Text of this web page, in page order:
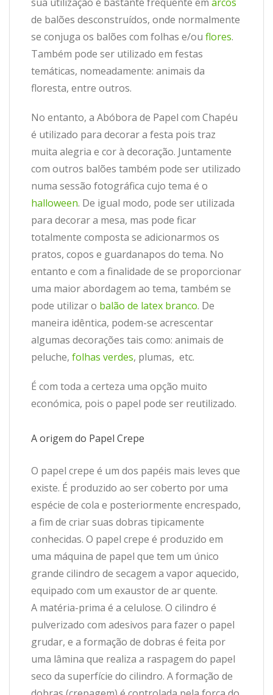
de balões desconstruídos, onde normalmente
se conjuga os balões com folhas e/ou flores.
Também pode ser utilizado em festas
temáticas, nomeadamente: animais da
floresta, entre outros.
No entanto, a Abóbora de Papel com Chapéu
é utilizado para decorar a festa pois traz
muita alegria e cor à decoração. Juntamente
com outros balões também pode ser utilizado
numa sessão fotográfica cujo tema é o
halloween. De igual modo, pode ser utilizada
para decorar a mesa, mas pode ficar
totalmente composta se adicionarmos os
pratos, copos e guardanapos do tema. No
entanto e com a finalidade de se proporcionar
uma maior abordagem ao tema, também se
pode utilizar o balão de latex branco. De
maneira idêntica, podem-se acrescentar
algumas decorações tais como: animais de
peluche, folhas verdes, plumas, etc.
É com toda a certeza uma opção muito
económica, pois o papel pode ser reutilizado.
A origem do Papel Crepe
O papel crepe é um dos papéis mais leves que
existe. É produzido ao ser coberto por uma
espécie de cola e posteriormente encrespado,
a fim de criar suas dobras tipicamente
conhecidas. O papel crepe é produzido em
uma máquina de papel que tem um único
grande cilindro de secagem a vapor aquecido,
equipado com um exaustor de ar quente.
A matéria-prima é a celulose. O cilindro é
pulverizado com adesivos para fazer o papel
grudar, e a formação de dobras é feita por
uma lâmina que realiza a raspagem do papel
seco da superfície do cilindro. A formação de